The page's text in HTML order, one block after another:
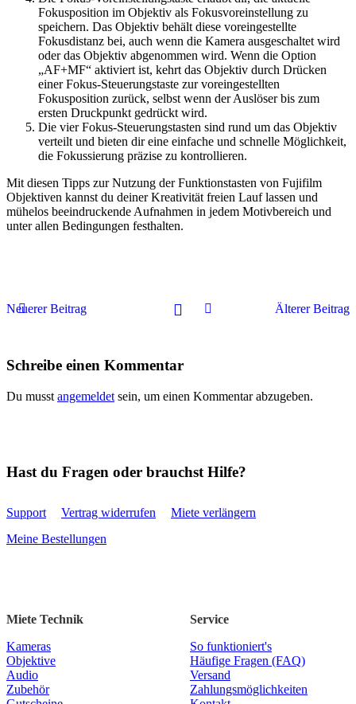
Fokusposition im Objektiv als Fokusvoreinstellung zu
speichern. Das Objektiv behält diese voreingestellte
Fokusdistanz bei, auch wenn die Kamera ausgeschaltet wird
oder das Objektiv abgenommen wird. Wenn die Option
„AF+MF“ aktiviert ist, kehrt das Objektiv durch Drücken
einer Fokus-Steuerungstaste zur voreingestellten
Fokusposition zurück, selbst wenn der Auslöser bis zum
ersten Druckpunkt gedrückt wird.
Die vier Fokus-Steuerungstasten sind rund um das Objektiv
verteilt und bieten dir eine einfache und schnelle Möglichkeit,
die Fokussierung präzise zu kontrollieren.
Mit diesen Tipps zur Nutzung der Funktionstasten von Fujifilm
Objektiven kannst du deiner Kreativität freien Lauf lassen und
mühelos beeindruckende Aufnahmen in jedem Motivbereich und
unter allen Bedingungen festhalten.
Neuerer Beitrag Älterer Beitrag
Schreibe einen Kommentar
Du musst angemeldet sein, um einen Kommentar abzugeben.
Hast du Fragen oder brauchst Hilfe?
Support Vertrag widerrufen
Miete verlängern
Meine Bestellungen
Miete Technik
Kameras
Objektive
Audio
Zubehör
Service
So funktioniert's
Häufige Fragen (FAQ)
Versand
Zahlungsmöglichkeiten